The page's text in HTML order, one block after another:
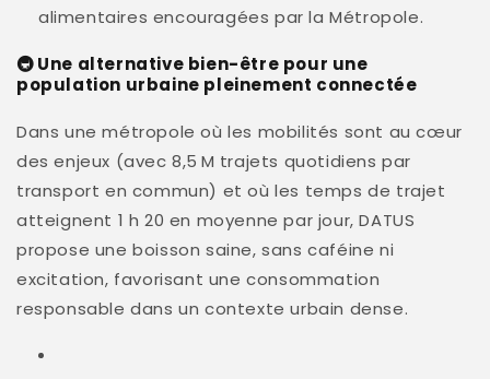
alimentaires encouragées par la Métropole.
🚇 Une alternative bien-être pour une
population urbaine pleinement connectée
Dans une métropole où les mobilités sont au cœur
des enjeux (avec 8,5 M trajets quotidiens par
transport en commun) et où les temps de trajet
atteignent 1 h 20 en moyenne par jour,DATUS
propose une boisson saine, sans caféine ni
excitation, favorisant une consommation
responsable dans un contexte urbain dense.